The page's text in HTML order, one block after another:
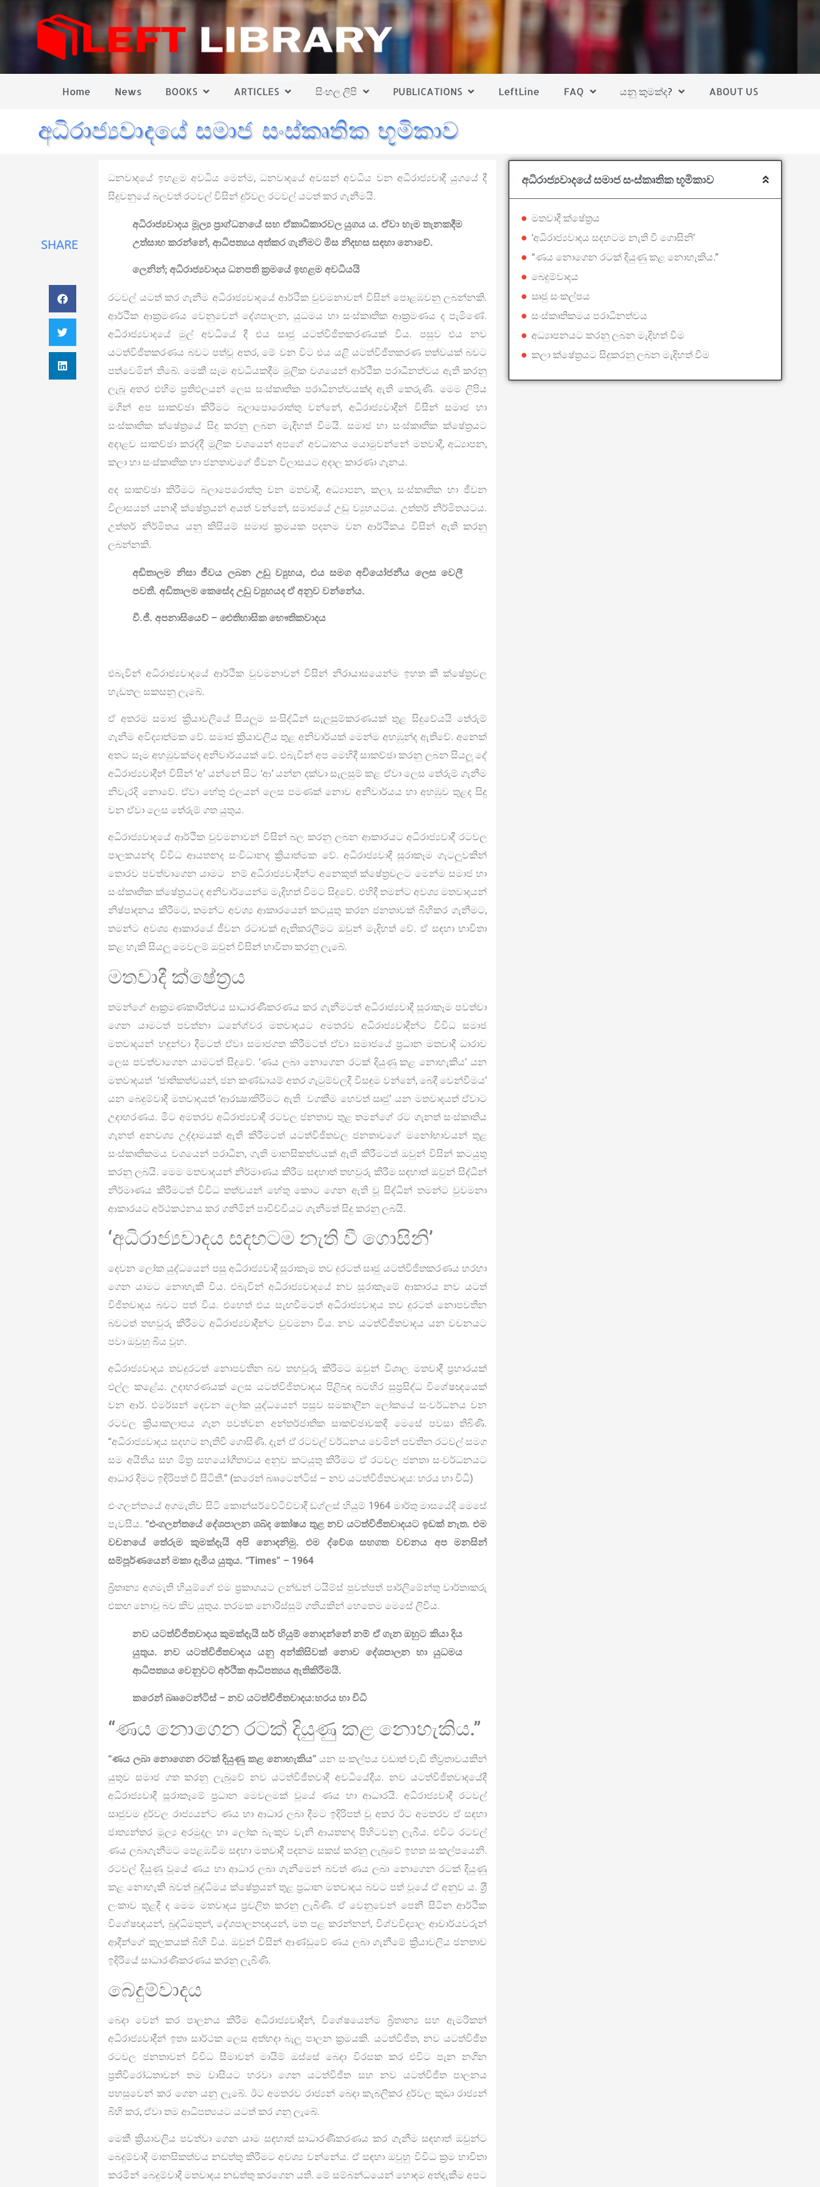
Home News BOOKS ARTICLES සිංහල ලිපි PUBLICATIONS LeftLine FAQ යනු කුමක්ද? ABOUT US
අධිරාජ්‍යවාදයේ සමාජ සංස්කෘතික භූමිකාව
SHARE
ධනවාදයේ ඉහළම අවධිය මෙන්ම, ධනවාදයේ අවසන් අවධිය වන අධිරාජ්‍යවාදී යුගයේ දී
සිදුවනුයේ බලවත් රටවල් විසින් දුර්වල රටවල් යටත් කර ගැනීමයි.
අධිරාජ්‍යවාදය මූල්‍ය ප්‍රාග්ධනයේ සහ ඒකාධිකාරවල යුගය ය. ඒවා හැම තැනකදීම
උත්සාහ කරන්නේ, ආධිපත්‍යය අත්කර ගැනීමට මිස නිදහස සඳහා නොවේ.
ලෙනින්; අධිරාජ්‍යවාදය ධනපති ක්‍රමයේ ඉහළම අවධියයි
රටවල් යටත් කර ගැනීම අධිරාජ්‍යවාදයේ ආර්ථික වුවමනාවන් විසින් පොළඹවනු ලබන්නකි.
ආර්ථික ආක්‍රමණය වෙනුවෙන් දේශපාලන, යුධමය හා සංස්කෘතික ආක්‍රමණය ද පැමිණේ.
අධිරාජ්‍යවාදයේ මුල් අවධියේ දී එය සෘජු යටත්විජිතකරණයක් විය. පසුව එය නව
යටත්විජිතකරණය බවට පත්වූ අතර, මේ වන විට එය යළි යටත්විජිතකරණ තත්වයක් බවට
පත්වෙමින් තිබේ. මෙකී සෑම අවධියකදීම මූලික වශයෙන් ආර්ථික පරාධීනත්වය ඇති කරනු
ලැබූ අතර එහිම ප්‍රතිඵලයන් ලෙස සංස්කෘතික පරාධීනත්වයක්ද ඇති කෙරුණි. මෙම ලිපිය
මගින් අප සාකච්ඡා කිරීමට බලාපොරොත්තු වන්නේ, අධිරාජ්‍යවාදීන් විසින් සමාජ හා
සංස්කෘතික ක්ෂේත්‍රයේ සිදු කරනු ලබන මැදිහත් වීමයි. සමාජ හා සංස්කෘතික ක්ෂේත්‍රයට
අදාළව සාකච්ඡා කරද්දී මූලික වශයෙන් අපගේ අවධානය යොමුවන්නේ මතවාදී, අධ්‍යාපන,
කලා හා සංස්කෘතික හා ජනතාවගේ ජීවන විලාසයට අදාල කාරණා ගැනය.
අද සාකච්ඡා කිරීමට බලාපෙරොත්තු වන මතවාදී, අධ්‍යාපන, කලා, සංස්කෘතික හා ජීවන
විලාසයන් යනාදී ක්ෂේත්‍රයන් අයත් වන්නේ, සමාජයේ උඩු ව්‍යුහයටය. උත්තර් නිර්මිතයටය.
උත්තර් නිර්මිතය යනු කිසියම් සමාජ ක්‍රමයක පදනම වන ආර්ථිකය විසින් ඇති කරනු
ලබන්නකි.
අඩිතාලම නිසා ජීවය ලබන උඩු ව්‍යුහය, එය සමග අවියෝජනීය ලෙස වෙලී
පවතී. අඩිතාලම කෙසේද උඩු ව්‍යුහයද ඒ අනුව වන්නේය.
වී.ජී. අපනාසියෙව් – ඓතිහාසික භෞතිකවාදය
එබැවින් අධිරාජ්‍යවාදයේ ආර්ථික වුවමනාවන් විසින් නිරායාසයෙන්ම ඉහත කී ක්ෂේත්‍රවල
හැඩතල සකසනු ලැබේ.
ඒ අතරම සමාජ ක්‍රියාවලියේ සියලූම සංසිද්ධීන් සැලසුම්කරණයක් තුළ සිදුවේයයි තේරුම්
ගැනීම අවිද්‍යාත්මක වේ. සමාජ ක්‍රියාවලිය තුළ අනිවාර්යක් මෙන්ම අහඹුන්ද ඇතිවේ. අනෙක්
අතට සෑම අහඹුවක්මද අනිවාර්යයක් වේ. එබැවින් අප මෙහිදී සාකච්ඡා කරනු ලබන සියලූ දේ
අධිරාජ්‍යවාදීන් විසින් ‘අ’ යන්නේ සිට ‘ආ’ යන්න දක්වා සැලසුම් කළ ඒවා ලෙස තේරුම් ගැනීම
නිවැරදි නොවේ. ඒවා හේතු ඵලයන් ලෙස පමණක් නොව අනිවාර්යය හා අහඹුව තුළද සිදු
වන ඒවා ලෙස තේරුම් ගත යුතුය.
අධිරාජ්‍යවාදයේ ආර්ථික වුවමනාවන් විසින් බල කරනු ලබන ආකාරයට අධිරාජ්‍යවාදී රටවල
පාලකයන්ද විවිධ ආයතනද සංවිධානද ක්‍රියාත්මක වේ. අධිරාජ්‍යවාදී සූරාකෑම ගැටලූවකින්
තොරව පවත්වාගෙන යාමට නම් අධිරාජ්‍යවාදීන්ට අනෙකුත් ක්ෂේත්‍රවලට මෙන්ම සමාජ හා
සංස්කෘතික ක්ෂේත්‍රයටද අනිවාර්යෙන්ම මැදිහත් වීමට සිදුවේ. එහිදී තමන්ට අවශ්‍ය මතවාදයන්
නිෂ්පාදනය කිරීමට, තමන්ට අවශ්‍ය ආකාරයෙන් කටයුතු කරන ජනතාවක් බිහිකර ගැනීමට,
තමන්ට අවශ්‍ය ආකාරයේ ජීවන රටාවක් ඇතිකරලීමට ඔවුන් මැදිහත් වේ. ඒ සඳහා භාවිතා
කළ හැකි සියලූ මෙවලම් ඔවුන් විසින් භාවිතා කරනු ලැබේ.
මතවාදී ක්ෂේත්‍රය
තමන්ගේ ආක්‍රමණකාරිත්වය සාධාරණීකරණය කර ගැනීමටත් අධිරාජ්‍යවාදී සූරාකෑම පවත්වා
ගෙන යාමටත් පවත්නා ධනේශ්වර මතවාදයට අමතරව අධිරාජ්‍යවාදීන්ට විවිධ සමාජ
මතවාදයන් හඳුන්වා දීමටත් ඒවා සමාජගත කිරීමටත් ඒවා සමාජයේ ප්‍රධාන මතවාදී ධාරාව
ලෙස පවත්වාගෙන යාමටත් සිදුවේ. ‘ණය ලබා නොගෙන රටක් දියුණු කළ නොහැකිය’ යන
මතවාදයත් ‘ජාතිකත්වයන්, ජන කණ්ඩායම් අතර ගැටුම්වලදී විසඳුම වන්නේ, බෙදී වෙන්වීමය’
යන බෙදුම්වාදී මතවාදයත් ‘ආරක්‍ෂාකිරීමට ඇති වගකීම හෙවත් ඍජු’ යන මතවාදයත් ඒවාට
උදාහරණය. මීට අමතරව අධිරාජ්‍යවාදී රටවල ජනතාව තුළ තමන්ගේ රට ගැනත් සංස්කෘතිය
ගැනත් අනවශ්‍ය උද්දාමයක් ඇති කිරීමටත් යටත්විජිතවල ජනතාවගේ මනෝභාවයන් තුළ
සංස්කෘතිකමය වශයෙන් පරාධීන, ගැති මානසිකත්වයක් ඇති කිරීමටත් ඔවුන් විසින් කටයුතු
කරනු ලබයි. මෙම මතවාදයන් නිර්මාණය කිරීම සඳහාත් තහවුරු කිරීම සඳහාත් ඔවුන් සිද්ධීන්
නිර්මාණය කිරීමටත් විවිධ තත්වයන් හේතු කොට ගෙන ඇති වූ සිද්ධීන් තමන්ට වුවමනා
ආකාරයට අර්ථකථනය කර ගනිමින් පාවිච්චියට ගැනීමත් සිදු කරනු ලබයි.
‘අධිරාජ්‍යවාදය සදහටම නැති වී ගොසිනි’
දෙවන ලෝක යුද්ධයෙන් පසු අධිරාජ්‍යවාදී සූරාකෑම තව දුරටත් සෘජු යටත්විජිතකරණය හරහා
ගෙන යාමට නොහැකි විය. එබැවින් අධිරාජ්‍යවාදයේ නව සූරාකෑමේ ආකාරය නව යටත්
විජිතවාදය බවට පත් විය. එහෙත් එය සැඟවීමටත් අධිරාජ්‍යවාදය තව දුරටත් නොපවතින
බවටත් තහවුරු කිරීමට අධිරාජ්‍යවාදීන්ට වුවමනා විය. නව යටත්විජිතවාදය යන වචනයට
පවා ඔවුහු බිය වූහ.
අධිරාජ්‍යවාදය තවදුරටත් නොපවතින බව තහවුරු කිරීමට ඔවුන් විශාල මතවාදී ප්‍රහාරයක්
එල්ල කළේය. උදාහරණයක් ලෙස යටත්විජිතවාදය පිළිබඳ බටහිර සුප්‍රසිද්ධ විශේෂඥයෙක්
වන ආර්. එමර්සන් දෙවන ලෝක යුද්ධයෙන් පසුව සමකාලීන ලෝකයේ සංවර්ධනය වන
රටවල ක්‍රියාකලාපය ගැන පවත්වන අන්තර්ජාතික සාකච්ඡාවකදී මෙසේ පවසා තිබිණි.
“අධිරාජ්‍යවාදය සදහට නැතිවී ගොසිණි. දැන් ඒ රටවල් වර්ධනය වෙමින් පවතින රටවල් සමග
සම අයිතිය සහ මිත්‍ර සහයෝගීතාවය අනුව කටයුතු කිරීමට ඒ රටවල ජනතා සංවර්ධනයට
ආධාර දීමට ඉදිරිපත් වී සිටිති.” (කරෙන් බෲටෙන්ටිස් – නව යටත්විජිතවාදය: හරය හා විධි)
එංගලන්තයේ අගමැතිව සිටි කොන්සර්වේටිව්වාදී ඩග්ලස් හියුම් 1964 මාර්තු මාසයේදී මෙසේ
පැවසීය. “එංගලන්තයේ දේශපාලන ශබ්ද කෝෂය තුළ නව යටත්විජිතවාදයට ඉඩක් නැත. එම
වචනයේ තේරුම කුමක්දැයි අපි නොදනිමු. එම ද්වේශ සහගත වචනය අප මනසින්
සම්පූර්ණයෙන් මකා දැමිය යුතුය. “Times” – 1964
බ්‍රිතාන්‍ය අගමැති හියුම්ගේ එම ප්‍රකාශයට ලන්ඩන් ටයිම්ස් පුවත්පත් පාර්ලිමේන්තු වාර්තාකරු
එකඟ නොවූ බව කිව යුතුය. තරමක නොරිස්සුම් ගතියකින් හෙතෙම මෙසේ ලිවීය.
නව යටත්විජිතවාදය කුමක්දැයි සර් හියුම් නොදන්නේ නම් ඒ ගැන ඔහුට කියා දිය
යුතුය. නව යටත්විජිතවාදය යනු අන්කිසිවක් නොව දේශපාලන හා යුධමය
ආධිපත්‍යය වෙනුවට අර්ථික ආධිපත්‍යය ඇතිකිරීමයි.
කරෙන් බෲටෙන්ටිස් – නව යටත්විජිතවාදය:හරය හා විධි
“ණය නොගෙන රටක් දියුණු කළ නොහැකිය.”
“ණය ලබා නොගෙන රටක් දියුණු කළ නොහැකිය” යන සංකල්පය වඩාත් වැඩි තීව්‍රතාවයකින්
යුතුව සමාජ ගත කරනු ලැබුවේ නව යටත්විජිතවාදී අවධියේදීය. නව යටත්විජිතවාදයේදී
අධිරාජ්‍යවාදී සූරාකෑමේ ප්‍රධාන මෙවලමක් වූයේ ණය හා ආධාරයි. අධිරාජ්‍යවාදී රටවල්
සෘජුවම දුර්වල රාජ්‍යයන්ට ණය හා ආධාර ලබා දීමට ඉදිරිපත් වූ අතර ඊට අමතරව ඒ සඳහා
ජාත්‍යන්තර මූල්‍ය අරමුදල හා ලෝක බැංකුව වැනි ආයතනද පිහිටවනු ලැබීය. එවිට රටවල්
ණය ලබාගැනීමට පෙළඹවීම සඳහා මතවාදී පදනම සකස් කරනු ලැබුවේ ඉහත සංකල්පයෙනි.
රටවල් දියුණු වූයේ ණය හා ආධාර ලබා ගැනීමෙන් බවත් ණය ලබා නොගෙන රටක් දියුණු
කළ නොහැකි බවත් බුද්ධිමය ක්ෂේත්‍රයන් තුළ ප්‍රධාන මතවාදය බවට පත් වූයේ ඒ අනුව ය. ශ‍්‍රී
ලංකාව තූළදී ද මෙම මතවාදය ප්‍රචලිත කරනු ලැබිණි. ඒ වෙනුවෙන් පෙනී සිටින ආර්ථික
විශේෂඥයන්, බුද්ධිමතුන්, දේශපාලනඥයන්, මත පළ කරන්නන්, විශ්වවිද්‍යාල ආචාර්යවරුන්
ආදීන්ගේ කුලකයක් බිහි විය. ඔවුන් විසින් ආණ්ඩුවේ ණය ලබා ගැනීමේ ක්‍රියාවලිය ජනතාව
ඉදිරියේ සාධාරණීකරණය කරනු ලැබිණි.
බෙදුම්වාදය
බෙදා වෙන් කර පාලනය කිරීම අධිරාජ්‍යවාදීන්, විශේෂයෙන්ම බ්‍රිතාන්‍ය සහ ඇමරිකන්
අධිරාජ්‍යවාදීන් ඉතා සාර්ථක ලෙස අත්හදා බැලූ පාලන ක්‍රමයකි. යටත්විජිත, නව යටත්විජිත
රටවල ජනතාවන් විවිධ සීමාවන් මායිම් ඔස්සේ බෙදා විරසක කර එවිට පැන නගින
ප්‍රතිවිරෝධතාවන් තම වාසියට හරවා ගෙන යටත්විජිත සහ නව යටත්විජිත පාලනය
පහසුවෙන් කර ගෙන යනු ලැබේ. ඊට අමතරව රාජ්‍යන් බෙදා කැබලිකර දුර්වල කුඩා රාජ්‍යන්
බිහි කර, ඒවා තම ආධිපත්‍යයට යටත් කර ගනු ලැබේ.
මෙකී ක්‍රියාවලිය පවත්වා ගෙන යාම සඳහාත් සාධාරණීකරණය කර ගැනීම සඳහාත් ඔවුන්ට
බෙදුම්වාදී මානසිකත්වය නඩත්තු කිරීමට අවශ්‍ය වන්නේය. ඒ සඳහා ඔවුහු විවිධ ක්‍රම භාවිතා
කරමින් බෙදුම්වාදී මතවාදය නඩත්තු කරගෙන යති. මේ සම්බන්ධයෙන් හොඳම අත්දැකීම අපට
අධිරාජ්‍යවාදයේ සමාජ සංස්කෘතික භූමිකාව
මතවාදී ක්ෂේත්‍රය
‘අධිරාජ්‍යවාදය සදහටම නැති වී ගොසිනි’
“ණය නොගෙන රටක් දියුණු කළ නොහැකිය.”
බෙදුම්වාදය
ඍජු සංකල්පය
සංස්කෘතිකමය පරාධීනත්වය
අධ්‍යාපනයට කරනු ලබන මැදිහත් වීම
කලා ක්ෂේත්‍රයට සිදුකරනු ලබන මැදිහත් වීම